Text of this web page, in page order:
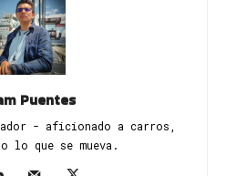
Puentes
- aficionado a carros,
lo que se mueva.